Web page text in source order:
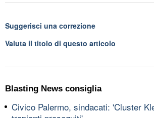
Suggerisci una correzione
Valuta il titolo di questo articolo
Blasting News consiglia
Civico Palermo, sindacati: 'Cluster